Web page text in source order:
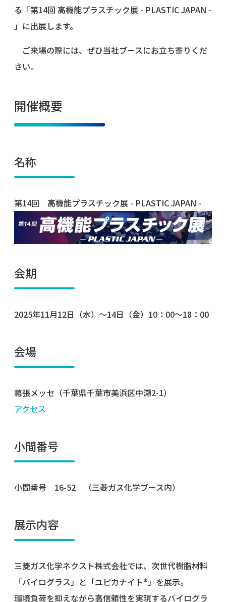
る「第14回 高機能プラスチック展 - PLASTIC JAPAN -
」に出展します。
ご来場の際には、ぜひ当社ブースにお立ち寄りくだ
さい。
開催概要
名称
第14回 高機能プラスチック展 - PLASTIC JAPAN -
会期
2025年11月12日（水）～14日（金）10：00～18：00
会場
幕張メッセ（千葉県千葉市美浜区中瀬2-1）
アクセス
小間番号
小間番号 16-52 （三菱ガス化学ブース内）
展示内容
三菱ガス化学ネクスト株式会社では、次世代樹脂材料
「バイログラス」と「ユピカナイト®」を展示。
環境負荷を抑えながら高信頼性を実現するバイログラ